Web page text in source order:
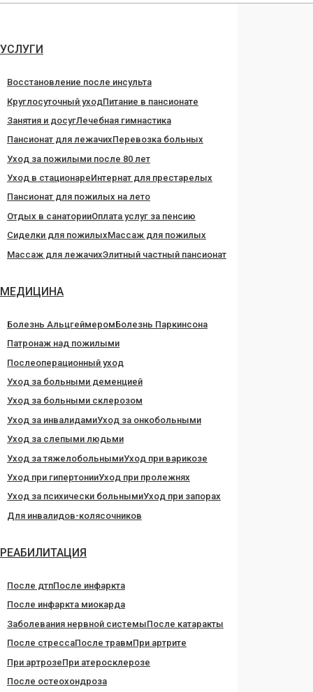
Перейти
содержанию
УСЛУГИ
Восстановление после инсульта
Круглосуточный уходПитание в пансионате
Занятия и досугЛечебная гимнастика
Пансионат для лежачихПеревозка больных
Уход за пожилыми после 80 лет
Уход в стационареИнтернат для престарелых
Пансионат для пожилых на лето
Отдых в санаторииОплата услуг за пенсию
Сиделки для пожилыхМассаж для пожилых
Массаж для лежачихЭлитный частный пансионат
МЕДИЦИНА
Болезнь АльцгеймеромБолезнь Паркинсона
Патронаж над пожилыми
Послеоперационный уход
Уход за больными деменцией
Уход за больными склерозом
Уход за инвалидамиУход за онкобольными
Уход за слепыми людьми
Уход за тяжелобольнымиУход при варикозе
Уход при гипертонииУход при пролежнях
Уход за психически больнымиУход при запорах
Для инвалидов-колясочников
РЕАБИЛИТАЦИЯ
После дтпПосле инфаркта
После инфаркта миокарда
Заболевания нервной системыПосле катаракты
После стрессаПосле травмПри артрите
При артрозеПри атеросклерозе
После остеохондроза